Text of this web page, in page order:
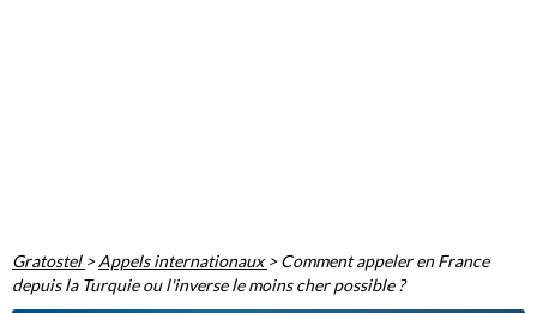
Gratostel >Appels internationaux >Comment appeler en France
depuis la Turquie ou l'inverse le moins cher possible ?